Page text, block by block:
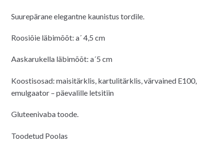
oli:
on:
Suurepärane elegantne kaunistus tordile.
Roosiõie läbimõõt: a´ 4,5 cm
Aaskarukella läbimõõt: a´5 cm
Koostisosad: maisitärklis, kartulitärklis, värvained E100,
emulgaator – päevalille letsitiin
Gluteenivaba toode.
Toodetud Poolas